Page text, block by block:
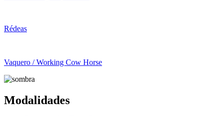
Rédeas
Vaquero / Working Cow Horse
Modalidades